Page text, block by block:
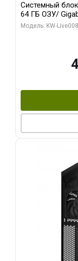
Системный блок
64 ГБ ОЗУ/
16GB GDDR7
Модель: KW-